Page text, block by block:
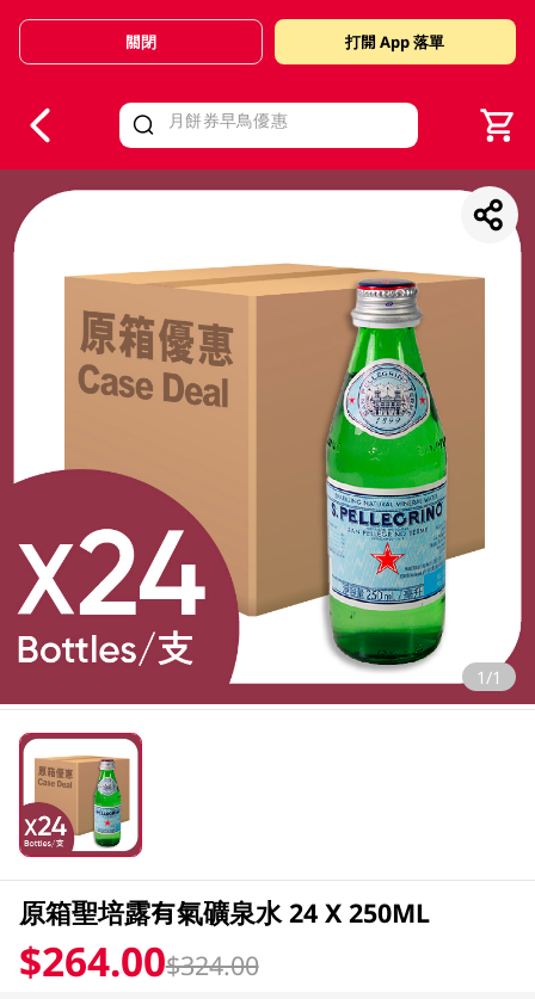
Valid Until 30 June 2026
關閉 打開 App 落單
1/1
原箱聖培露有氣礦泉水 24 X 250ML
$264.00$324.00